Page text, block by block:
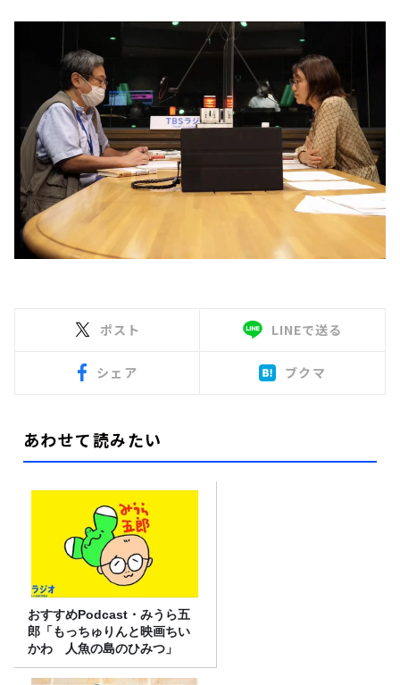
ポスト LINEで送る
シェア ブクマ
あわせて読みたい
おすすめPodcast・みうら五
郎「もっちゅりんと映画ちい
かわ 人魚の島のひみつ」